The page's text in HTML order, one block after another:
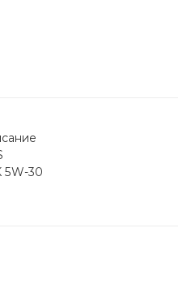
HK 5W-30
5W-30